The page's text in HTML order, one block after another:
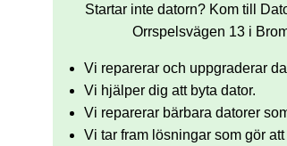
Startar inte datorn? Kom till
Orrspelsvägen 13 i
Vi reparerar och uppgraderar
Vi hjälper dig att byta dator.
Vi reparerar bärbara datorer
Vi tar fram lösningar som gör